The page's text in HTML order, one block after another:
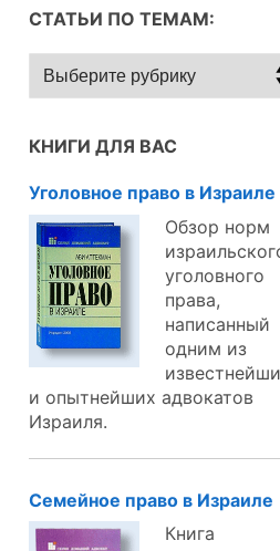
СТАТЬИ ПО ТЕМАМ:
Статьи
по
КНИГИ ДЛЯ ВАС
Уголовное право в Израиле
Обзор норм
уголовного
права,
написанный
одним из
и опытнейших адвокатов
Израиля.
Семейное право в Израиле
Книга